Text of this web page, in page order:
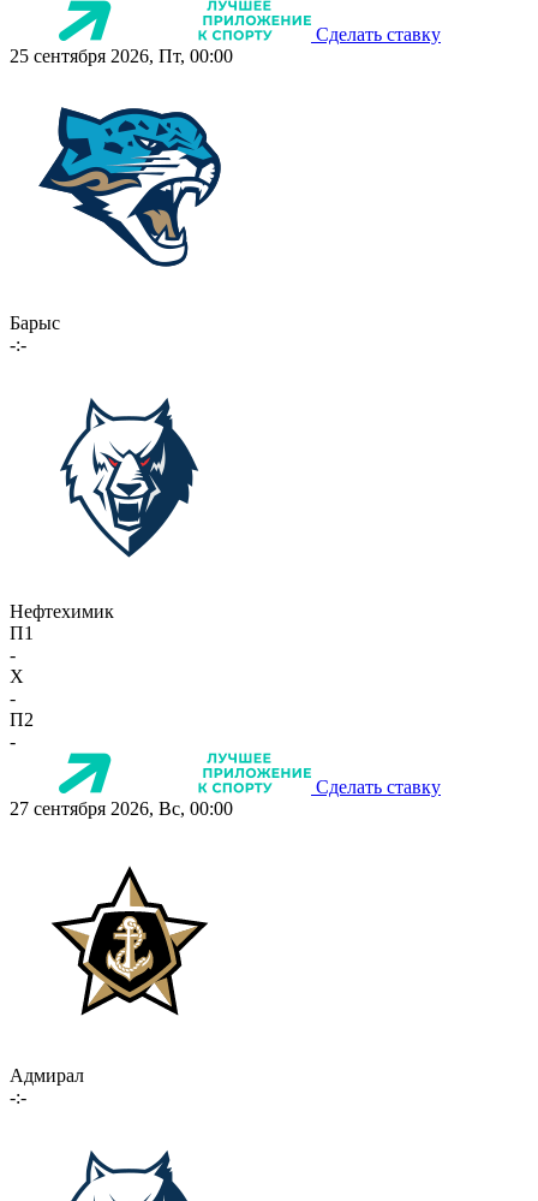
Сделать ставку
25 сентября 2026, Пт, 00:00
Барыс
-:-
Нефтехимик
П1
-
X
-
П2
-
Сделать ставку
27 сентября 2026, Вс, 00:00
Адмирал
-:-